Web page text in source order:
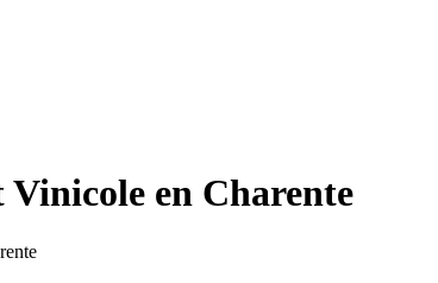
en Charente